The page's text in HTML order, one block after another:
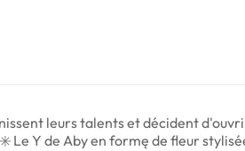
leurs talents et décident
Le Y de Aby en formę de fleur